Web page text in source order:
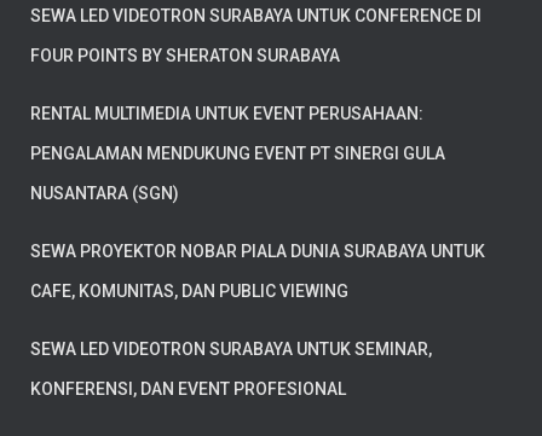
SEWA LED VIDEOTRON SURABAYA UNTUK CONFERENCE DI
FOUR POINTS BY SHERATON SURABAYA
RENTAL MULTIMEDIA UNTUK EVENT PERUSAHAAN:
PENGALAMAN MENDUKUNG EVENT PT SINERGI GULA
NUSANTARA (SGN)
SEWA PROYEKTOR NOBAR PIALA DUNIA SURABAYA UNTUK
CAFE, KOMUNITAS, DAN PUBLIC VIEWING
SEWA LED VIDEOTRON SURABAYA UNTUK SEMINAR,
KONFERENSI, DAN EVENT PROFESIONAL